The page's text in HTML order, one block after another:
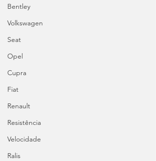
Bentley
Volkswagen
Seat
Opel
Cupra
Fiat
Renault
Resistência
Velocidade
Ralis